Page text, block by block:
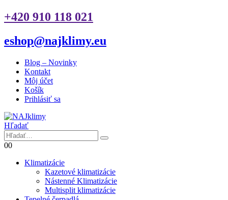
+420 910 118 021
eshop@najklimy.eu
Blog – Novinky
Kontakt
Môj účet
Košík
Prihlásiť sa
Hľadať
00
Klimatizácie
Kazetové klimatizácie
Nástenné Klimatizácie
Multisplit klimatizácie